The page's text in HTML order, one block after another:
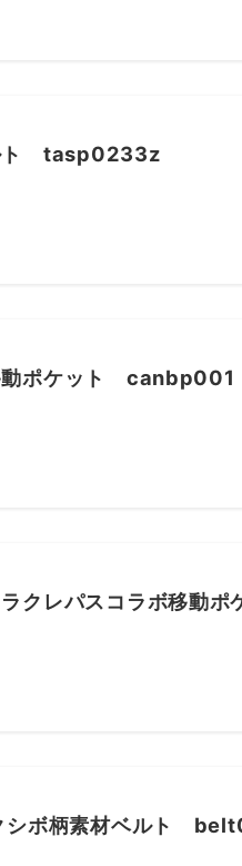
ルト tasp0233z
動ポケット canbp001
ラクレパスコラボ移
シボ柄素材ベルト